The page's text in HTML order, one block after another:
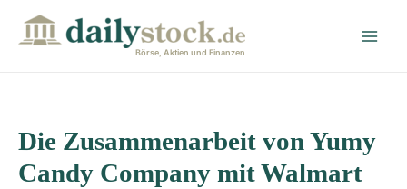
Börse, Aktien und Finanzen
Die Zusammenarbeit von Yumy
Candy Company mit Walmart